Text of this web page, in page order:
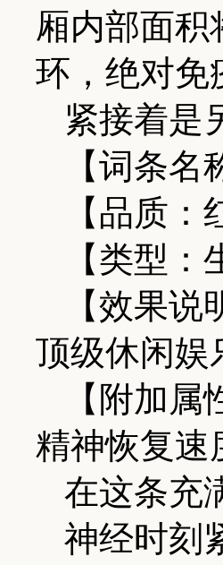
厢内部面积
环，绝对免
紧接着是
【词条
【品质：
【类型
【效果
顶级休闲娱
【附加
精神恢复速
在这条充
神经时刻